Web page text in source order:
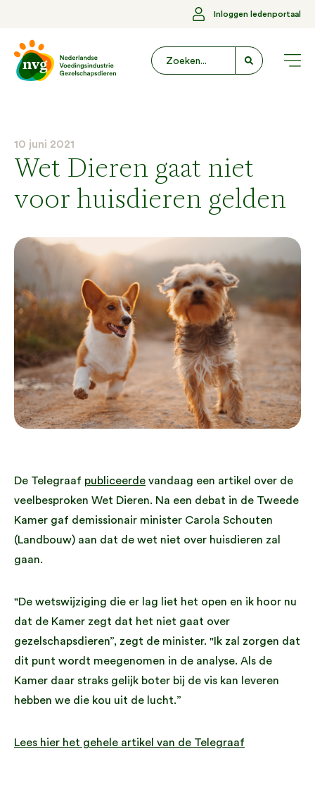
Inloggen ledenportaal
10 juni 2021
Wet Dieren gaat niet
voor huisdieren gelden
De Telegraaf publiceerde vandaag een artikel over de
veelbesproken Wet Dieren. Na een debat in de Tweede
Kamer gaf demissionair minister Carola Schouten
(Landbouw) aan dat de wet niet over huisdieren zal
gaan.
"De wetswijziging die er lag liet het open en ik hoor nu
dat de Kamer zegt dat het niet gaat over
gezelschapsdieren”, zegt de minister. "Ik zal zorgen dat
dit punt wordt meegenomen in de analyse. Als de
Kamer daar straks gelijk boter bij de vis kan leveren
hebben we die kou uit de lucht.”
Lees hier het gehele artikel van de Telegraaf